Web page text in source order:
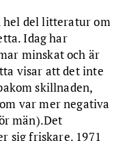
hel del litteratur om
Idag har
minskat och är
visar att det inte
skillnaden,
var mer negativa
män).Det
sig friskare. 1971